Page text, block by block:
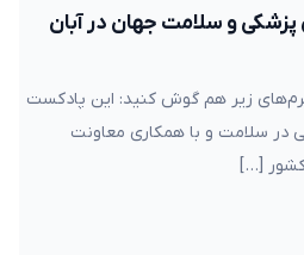
و سلامت جهان در آبان
زیر هم گوش کنید: این پادکست
در سلامت و با همکاری معاونت
[…]